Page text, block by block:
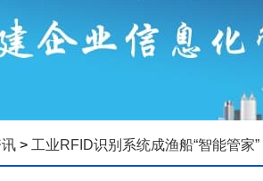
> 工业RFID识别系统成渔船“智能管家”